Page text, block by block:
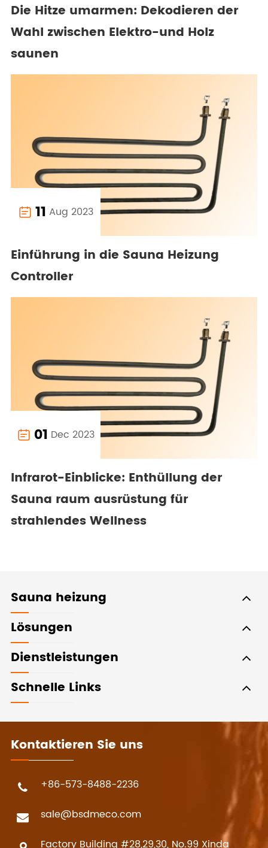
Die Hitze umarmen: Dekodieren der
Wahl zwischen Elektro-und Holz
saunen
 11 Aug 2023
Einführung in die Sauna Heizung
Controller
 01 Dec 2023
Infrarot-Einblicke: Enthüllung der
Sauna raum ausrüstung für
strahlendes Wellness
Sauna heizung
Lösungen
Dienstleistungen
Schnelle Links
Kontaktieren Sie uns
+86-573-8488-2236
sale@bsdmeco.com
Factory Building #28,29,30, No.99 Xinda